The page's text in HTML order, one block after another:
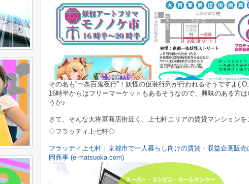
その名も”一条百鬼夜行”！妖怪の仮装行列が行われるそうですよ
16時半からはフリーマーケットもあるそうなので、興味のある方は
うか♪
さて、そんな大将軍商店街近く、上七軒エリアの賃貸マンションを
◇フラッティ上七軒◇
フラッティ上七軒｜京都市で一人暮らし向けの賃貸・収益企画販
岡商事 (e-matsuoka.com)